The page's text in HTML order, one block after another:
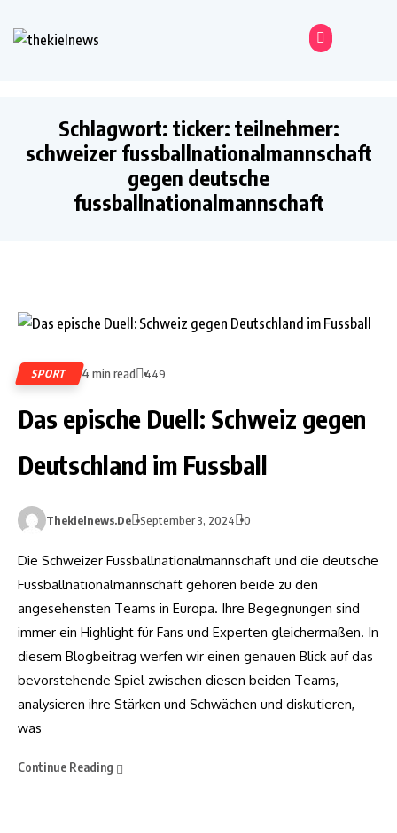
Schlagwort: ticker: teilnehmer:
schweizer fussballnationalmannschaft
gegen deutsche
fussballnationalmannschaft
SPORT 4 min read 449
Das epische Duell: Schweiz gegen
Deutschland im Fussball
Thekielnews.de September 3, 2024 0
Die Schweizer Fussballnationalmannschaft und die deutsche
Fussballnationalmannschaft gehören beide zu den
angesehensten Teams in Europa. Ihre Begegnungen sind
immer ein Highlight für Fans und Experten gleichermaßen. In
diesem Blogbeitrag werfen wir einen genauen Blick auf das
bevorstehende Spiel zwischen diesen beiden Teams,
analysieren ihre Stärken und Schwächen und diskutieren,
was
Continue Reading